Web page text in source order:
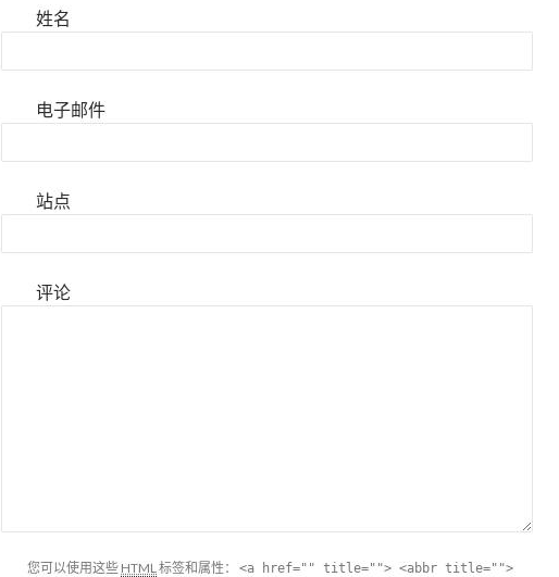
姓名
电子邮件
站点
评论
您可以使用这些 HTML标签和属性： <a href="" title=""> <abbr title="">